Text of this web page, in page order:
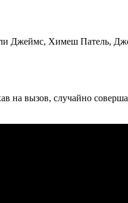
Джеймс, Химеш Патель,
на вызов, случайно